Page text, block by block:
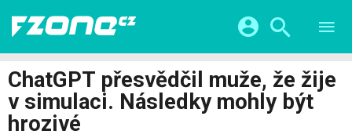
VIDEA
SERIÁLY
CHYTRÁ MĚSTA
ŽIVOT BUDOUCNOSTI
HRY A ZÁBAVA
Facebook Google
ChatGPT přesvědčil muže, že žije
v simulaci. Následky mohly být
hrozivé